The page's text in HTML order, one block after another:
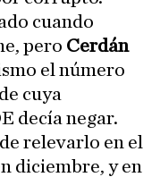
cuando
pero Cerdán
el número
cuya
decía negar.
relevarlo en el
diciembre, y en